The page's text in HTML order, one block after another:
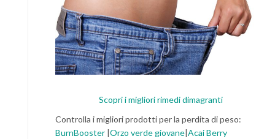
Scopri i migliori rimedi dimagranti
Controlla i migliori prodotti per la perdita di peso:
BurnBooster |Orzo verde giovane|Acai Berry